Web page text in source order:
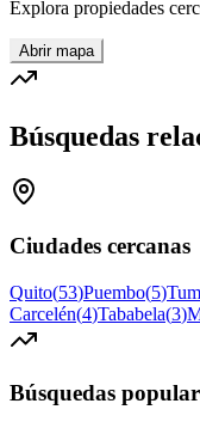
Explora propiedades
Abrir mapa
Búsquedas
Ciudades cercanas
Quito(53)Puembo(5)
Carcelén(4)Tababela(3)
Búsquedas